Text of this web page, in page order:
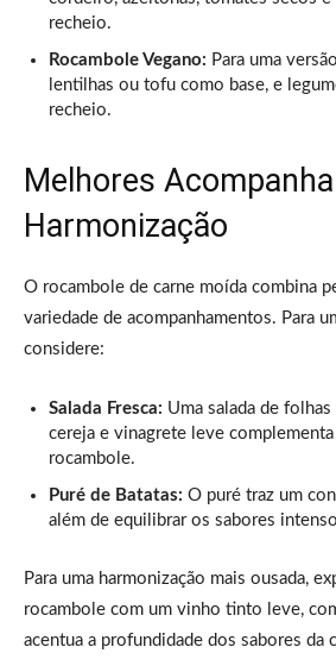
recheio.
Rocambole Vegano: Para uma
lentilhas ou tofu como base, e
recheio.
Melhores
Harmonização
O rocambole de carne moída combina
variedade de acompanhamentos. Para
considere:
Salada Fresca: Uma salada de
cereja e vinagrete leve complementa
rocambole.
Puré de Batatas: O puré traz um
além de equilibrar os sabores
Para uma harmonização mais ousada,
rocambole com um vinho tinto leve,
acentua a profundidade dos sabores da